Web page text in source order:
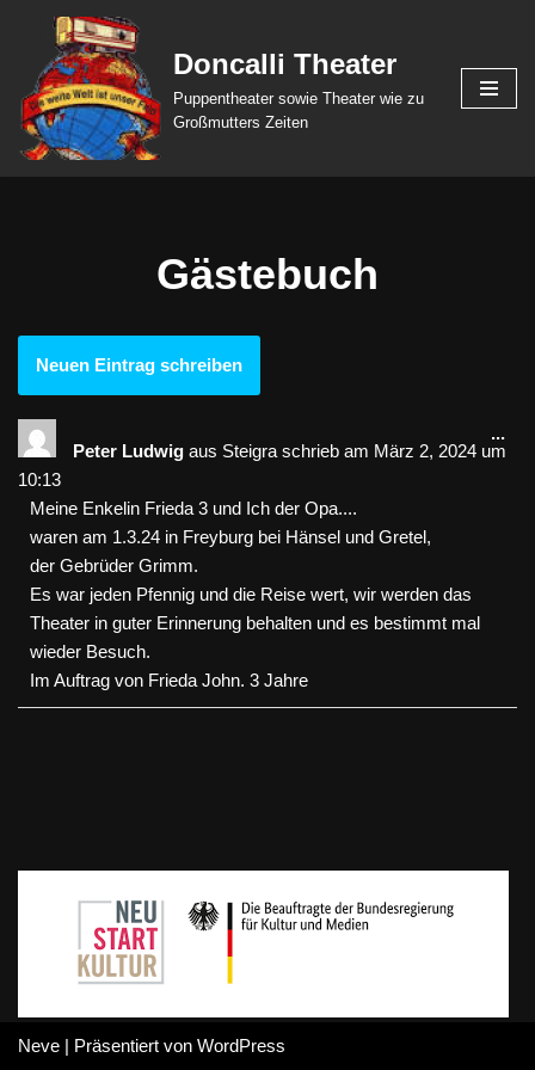
Zum
Inhalt
springen
Doncalli Theater
Puppentheater sowie Theater wie zu
Großmutters Zeiten
Gästebuch
Peter Ludwig aus Steigra schrieb am März 2, 2024 um
10:13
Meine Enkelin Frieda 3 und Ich der Opa....
waren am 1.3.24 in Freyburg bei Hänsel und Gretel,
der Gebrüder Grimm.
Es war jeden Pfennig und die Reise wert, wir werden das
Theater in guter Erinnerung behalten und es bestimmt mal
wieder Besuch.
Im Auftrag von Frieda John. 3 Jahre
...
Neve | Präsentiert von WordPress